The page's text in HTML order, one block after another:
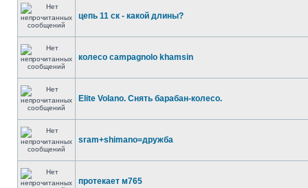
цепь 11 ск - какой длины?
колесо campagnolo khamsin
Elite Volano. Снять барабан-колесо.
sram+shimano=дружба
протекает м765